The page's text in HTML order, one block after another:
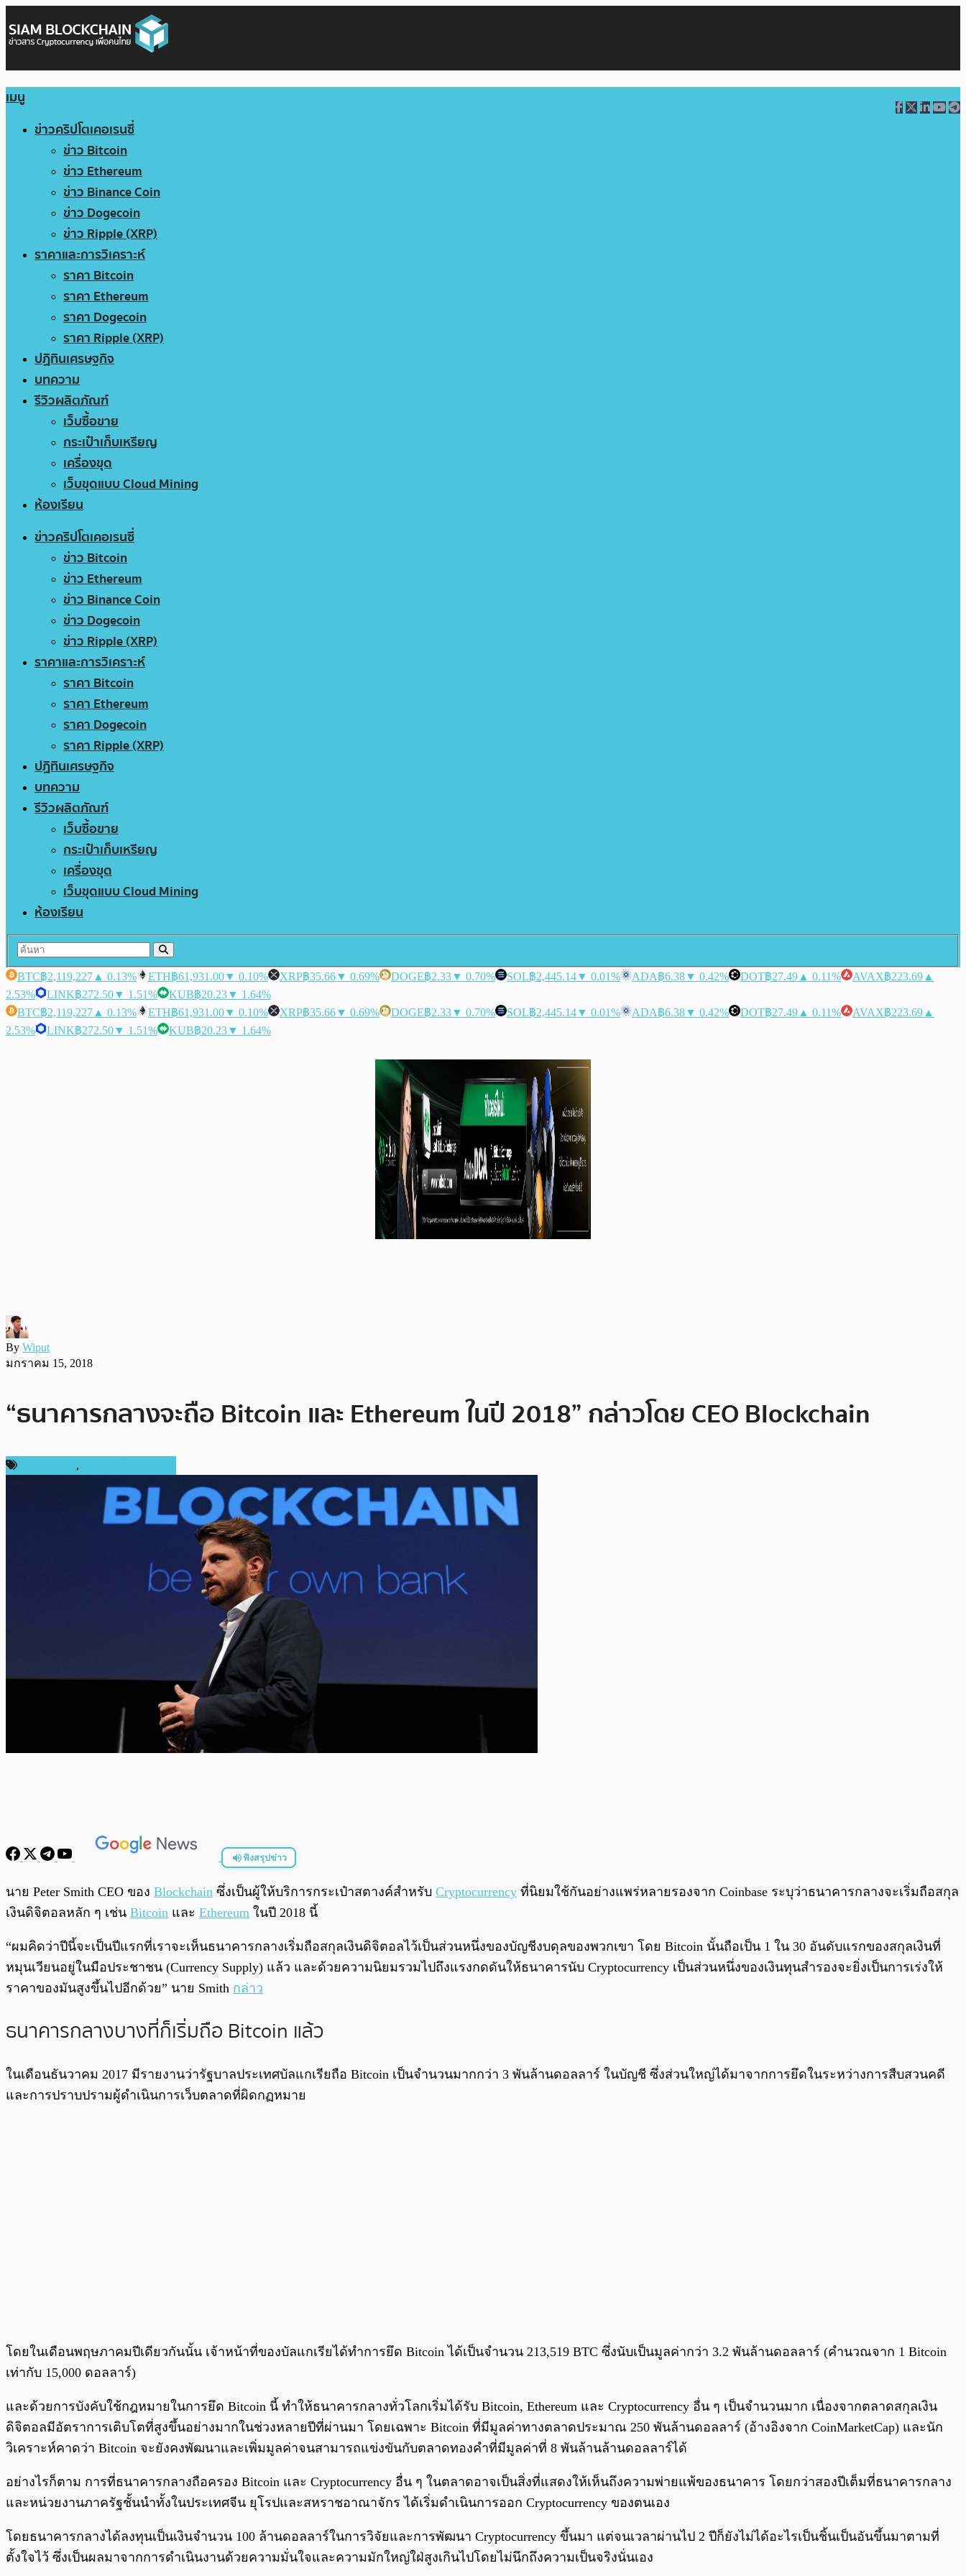
เมนู
ข่าวคริปโตเคอเรนซี่
ข่าว Bitcoin
ข่าว Ethereum
ข่าว Binance Coin
ข่าว Dogecoin
ข่าว Ripple (XRP)
ราคาและการวิเคราะห์
ราคา Bitcoin
ราคา Ethereum
ราคา Dogecoin
ราคา Ripple (XRP)
ปฏิทินเศรษฐกิจ
บทความ
รีวิวผลิตภัณฑ์
เว็บซื้อขาย
กระเป๋าเก็บเหรียญ
เครื่องขุด
เว็บขุดแบบ Cloud Mining
ห้องเรียน
ข่าวคริปโตเคอเรนซี่
ข่าว Bitcoin
ข่าว Ethereum
ข่าว Binance Coin
ข่าว Dogecoin
ข่าว Ripple (XRP)
ราคาและการวิเคราะห์
ราคา Bitcoin
ราคา Ethereum
ราคา Dogecoin
ราคา Ripple (XRP)
ปฏิทินเศรษฐกิจ
บทความ
รีวิวผลิตภัณฑ์
เว็บซื้อขาย
กระเป๋าเก็บเหรียญ
เครื่องขุด
เว็บขุดแบบ Cloud Mining
ห้องเรียน
BTC฿2,119,227 ▲ 0.13% ETH฿61,931.00▼ 0.10% XRP฿35.66▼ 0.69% DOGE฿2.33▼ 0.70% SOL฿2,445.14▼ 0.01% ADA฿6.38▼ 0.42% DOT฿27.49 ▲ 0.11% AVAX฿223.69 ▲
2.53%
LINK฿272.50▼ 1.51% KUB฿20.23▼ 1.64%
BTC฿2,119,227 ▲ 0.13% ETH฿61,931.00▼ 0.10% XRP฿35.66▼ 0.69% DOGE฿2.33▼ 0.70% SOL฿2,445.14▼ 0.01% ADA฿6.38▼ 0.42% DOT฿27.49 ▲ 0.11% AVAX฿223.69 ▲
2.53%
LINK฿272.50▼ 1.51% KUB฿20.23▼ 1.64%
By Wiput
มกราคม 15, 2018
“ธนาคารกลางจะถือ Bitcoin และ Ethereum ในปี 2018” กล่าวโดย CEO Blockchain
,
ฟังสรุปข่าว
พร้อมเล่น 0:00
นาย Peter Smith CEO ของ Blockchain ซึ่งเป็นผู้ให้บริการกระเป๋าสตางค์สำหรับ Cryptocurrency ที่นิยมใช้กันอย่างแพร่หลายรองจาก Coinbase ระบุว่าธนาคารกลางจะเริ่มถือสกุล
เงินดิจิตอลหลัก ๆ เช่น Bitcoin และ Ethereum ในปี 2018 นี้
“ผมคิดว่าปีนี้จะเป็นปีแรกที่เราจะเห็นธนาคารกลางเริ่มถือสกุลเงินดิจิตอลไว้เป็นส่วนหนึ่งของบัญชีงบดุลของพวกเขา โดย Bitcoin นั้นถือเป็น 1 ใน 30 อันดับแรกของสกุลเงินที่
หมุนเวียนอยู่ในมือประชาชน (Currency Supply) แล้ว และด้วยความนิยมรวมไปถึงแรงกดดันให้ธนาคารนับ Cryptocurrency เป็นส่วนหนึ่งของเงินทุนสำรองจะยิ่งเป็นการเร่งให้
ราคาของมันสูงขึ้นไปอีกด้วย” นาย Smith กล่าว
ธนาคารกลางบางที่ก็เริ่มถือ Bitcoin แล้ว
ในเดือนธันวาคม 2017 มีรายงานว่ารัฐบาลประเทศบัลแกเรียถือ Bitcoin เป็นจำนวนมากกว่า 3 พันล้านดอลลาร์ ในบัญชี ซึ่งส่วนใหญ่ได้มาจากการยึดในระหว่างการสืบสวนคดี
และการปราบปรามผู้ดำเนินการเว็บตลาดที่ผิดกฏหมาย
โดยในเดือนพฤษภาคมปีเดียวกันนั้น เจ้าหน้าที่ของบัลแกเรียได้ทำการยึด Bitcoin ได้เป็นจำนวน 213,519 BTC ซึ่งนับเป็นมูลค่ากว่า 3.2 พันล้านดอลลาร์ (คำนวณจาก 1 Bitcoin
เท่ากับ 15,000 ดอลลาร์)
และด้วยการบังคับใช้กฎหมายในการยึด Bitcoin นี้ ทำให้ธนาคารกลางทั่วโลกเริ่มได้รับ Bitcoin, Ethereum และ Cryptocurrency อื่น ๆ เป็นจำนวนมาก เนื่องจากตลาดสกุลเงิน
ดิจิตอลมีอัตราการเติบโตที่สูงขึ้นอย่างมากในช่วงหลายปีที่ผ่านมา โดยเฉพาะ Bitcoin ที่มีมูลค่าทางตลาดประมาณ 250 พันล้านดอลลาร์ (อ้างอิงจาก CoinMarketCap) และนัก
วิเคราะห์คาดว่า Bitcoin จะยังคงพัฒนาและเพิ่มมูลค่าจนสามารถแข่งขันกับตลาดทองคำที่มีมูลค่าที่ 8 พันล้านล้านดอลลาร์ได้
อย่างไรก็ตาม การที่ธนาคารกลางถือครอง Bitcoin และ Cryptocurrency อื่น ๆ ในตลาดอาจเป็นสิ่งที่แสดงให้เห็นถึงความพ่ายแพ้ของธนาคาร โดยกว่าสองปีเต็มที่ธนาคารกลาง
และหน่วยงานภาครัฐชั้นนำทั้งในประเทศจีน ยุโรปและสหราชอาณาจักร ได้เริ่มดำเนินการออก Cryptocurrency ของตนเอง
โดยธนาคารกลางได้ลงทุนเป็นเงินจำนวน 100 ล้านดอลลาร์ในการวิจัยและการพัฒนา Cryptocurrency ขึ้นมา แต่จนเวลาผ่านไป 2 ปีก็ยังไม่ได้อะไรเป็นชิ้นเป็นอันขึ้นมาตามที่
ตั้งใจไว้ ซึ่งเป็นผลมาจากการดำเนินงานด้วยความมั่นใจและความมักใหญ่ใฝ่สูงเกินไปโดยไม่นึกถึงความเป็นจริงนั่นเอง